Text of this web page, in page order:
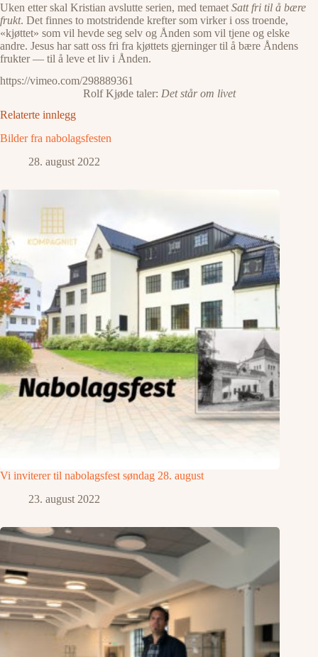
Uken etter skal Kristian avslutte serien, med temaet Satt fri til å bære
frukt. Det finnes to motstridende krefter som virker i oss troende,
«kjøttet» som vil hevde seg selv og Ånden som vil tjene og elske
andre. Jesus har satt oss fri fra kjøttets gjerninger til å bære Åndens
frukter — til å leve et liv i Ånden.
https://vimeo.com/298889361
Rolf Kjøde taler: Det står om livet
Relaterte innlegg
Bilder fra nabolagsfesten
28. august 2022
Vi inviterer til nabolagsfest søndag 28. august
23. august 2022